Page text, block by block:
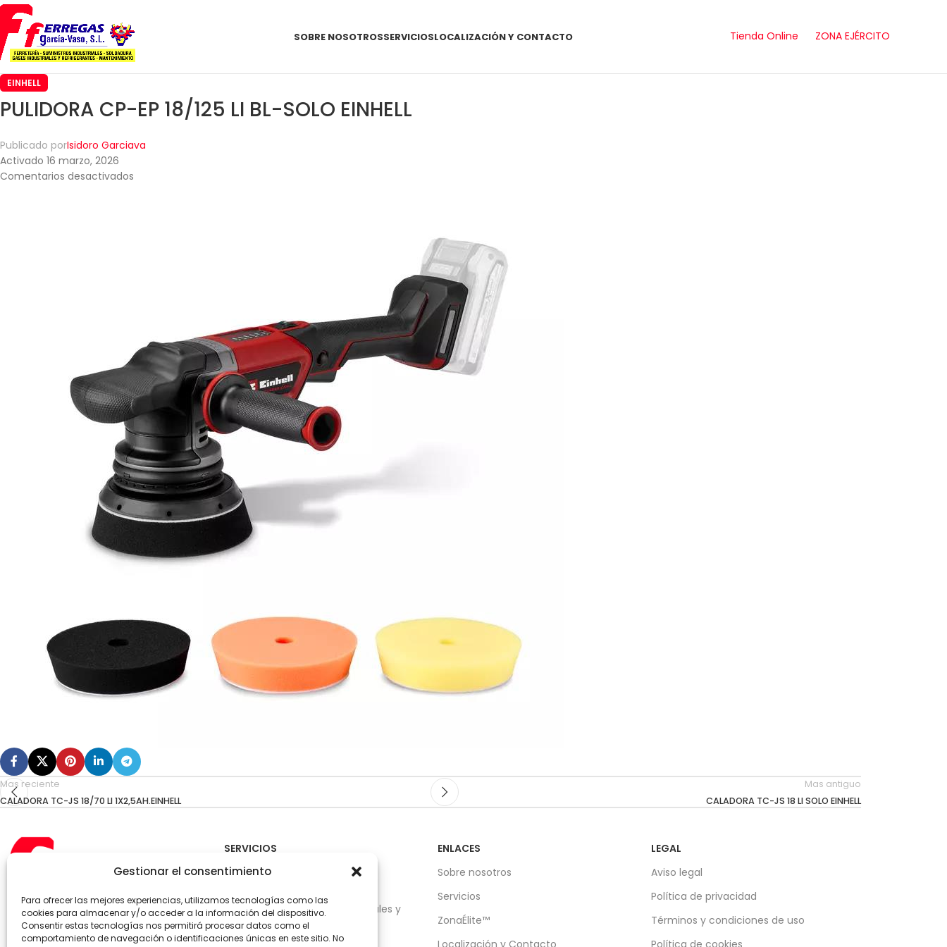
Gestionar el consentimiento
Para ofrecer las mejores experiencias, utilizamos tecnologías como las
cookies para almacenar y/o acceder a la información del dispositivo.
Consentir estas tecnologías nos permitirá procesar datos como el
comportamiento de navegación o identificaciones únicas en este sitio. No
SOBRE NOSOTROSSERVICIOSLOCALIZACIÓN Y CONTACTO Tienda Online ZONA EJÉRCITO
EINHELL
PULIDORA CP-EP 18/125 LI BL-SOLO EINHELL
Publicado porIsidoro Garciava
Activado 16 marzo, 2026
Comentarios desactivados
Mas reciente
CALADORA TC-JS 18/70 LI 1X2,5AH.EINHELL
Mas antiguo
CALADORA TC-JS 18 LI SOLO EINHELL
Teléfono: +34 968 52 77 50
SERVICIOS
CRANEMANT – Técnica de
NIPPON GASES – Gases Industriales y
Soldadura
ENLACES
Sobre nosotros
Servicios
ZonaÉlite™
Localización y Contacto
LEGAL
Aviso legal
Política de privacidad
Términos y condiciones de uso
Política de cookies